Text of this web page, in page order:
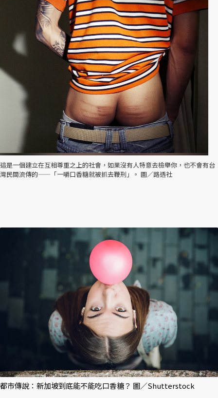
這是一個建立在互相尊重之上的社會，如果沒有人特意去檢舉你，也不會有台
灣民間流傳的——「一嚼口香糖就被抓去鞭刑」。 圖／路透社
都市傳說：新加坡到底能不能吃口香糖？ 圖／Shutterstock